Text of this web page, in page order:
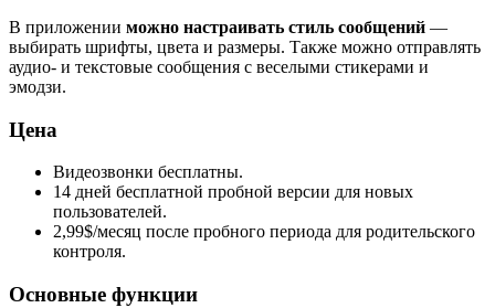
В приложении можно настраивать стиль сообщений —
выбирать шрифты, цвета и размеры. Также можно отправлять
аудио- и текстовые сообщения с веселыми стикерами и
эмодзи.
Цена
Видеозвонки бесплатны.
14 дней бесплатной пробной версии для новых
пользователей.
2,99$/месяц после пробного периода для родительского
контроля.
Основные функции